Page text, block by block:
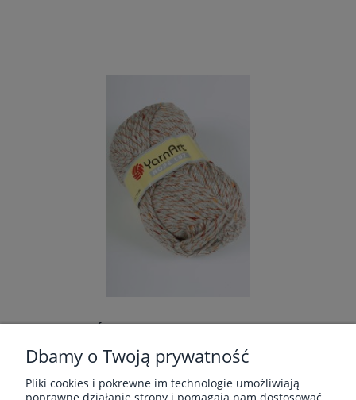
WŁÓCZKA YARNART NOPE LUX 804
Producent: YarnArt
Dbamy o Twoją prywatność
Pliki cookies i pokrewne im technologie umożliwiają